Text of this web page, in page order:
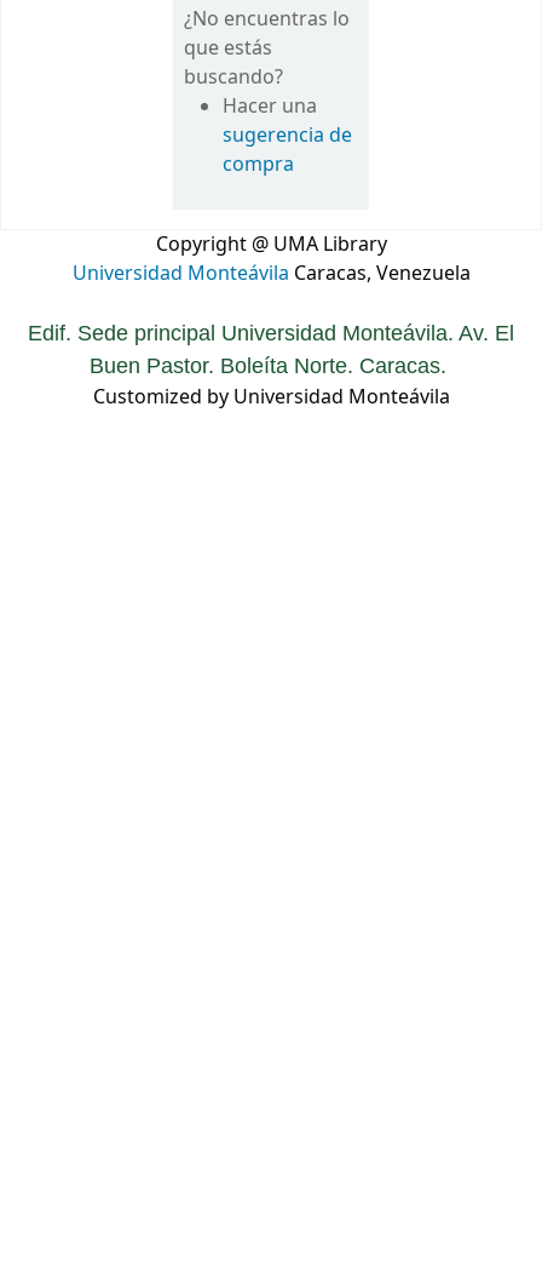
¿No encuentras lo
que estás
buscando?
Hacer una
sugerencia de
compra
Copyright @ UMA Library
Universidad Monteávila Caracas, Venezuela
Edif. Sede principal Universidad Monteávila. Av. El
Buen Pastor. Boleíta Norte. Caracas.
Customized by Universidad Monteávila